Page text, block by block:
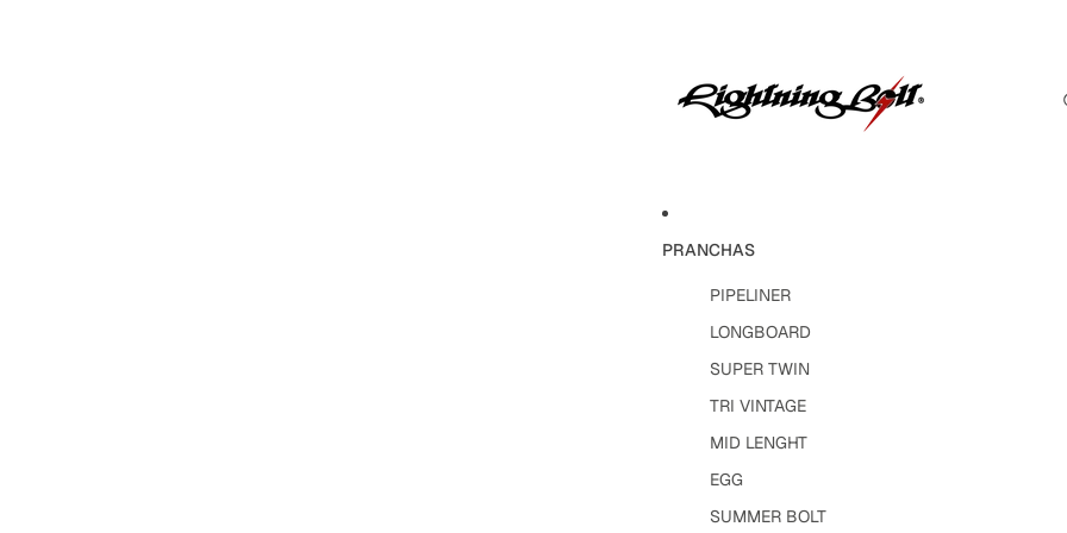
PRANCHAS
PIPELINER
LONGBOARD
SUPER TWIN
TRI VINTAGE
MID LENGHT
EGG
SUMMER BOLT